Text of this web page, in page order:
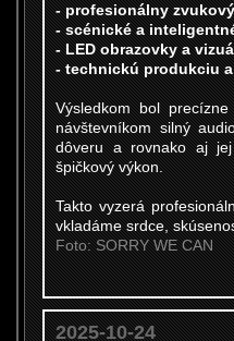
- profesionálny
- scénické a
- LED obrazovky a
- technickú produkciu
Výsledkom bol
návštevníkom silný
dôveru a rovnako aj
špičkový výkon.
Takto vyzerá
vkladáme srdce,
Foto: SORRY WE CAN
2025-10-24